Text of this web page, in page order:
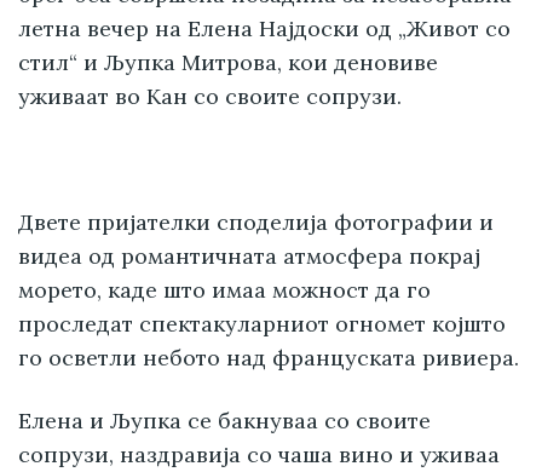
летна вечер на Елена Најдоски од „Живот со
стил“ и Љупка Митрова, кои деновиве
уживаат во Кан со своите сопрузи.
Двете пријателки споделија фотографии и
видеа од романтичната атмосфера покрај
морето, каде што имаа можност да го
проследат спектакуларниот огномет којшто
го осветли небото над француската ривиера.
Елена и Љупка се бакнуваа со своите
сопрузи, наздравија со чаша вино и уживаа